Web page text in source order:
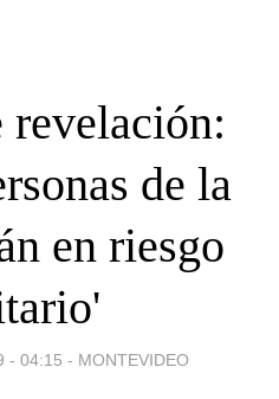
de la
en riesgo
- 04:15 - MONTEVIDEO